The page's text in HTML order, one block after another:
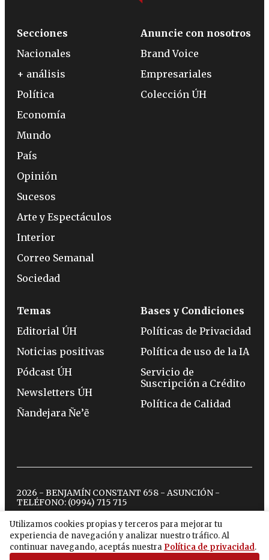
Utilizamos cookies propias y terceros para mejorar tu
experiencia de navegación y analizar nuestro tráfico. Al
continuar navegando, aceptás nuestra Política de privacidad.
Secciones
Nacionales
+ análisis
Política
Economía
Mundo
País
Opinión
Sucesos
Arte y Espectáculos
Interior
Correo Semanal
Sociedad
Anuncie con nosotros
Brand Voice
Empresariales
Colección ÚH
Temas
Editorial ÚH
Noticias positivas
Pódcast ÚH
Newsletters ÚH
Ñandejara Ñe’ẽ
Bases y Condiciones
Políticas de Privacidad
Política de uso de la IA
Servicio de
Suscripción a Crédito
Política de Calidad
2026 - BENJAMÍN CONSTANT 658 - ASUNCIÓN -
TELÉFONO: (0994) 715 715
twitterinstagram
facebook
tiktokyoutubespotify